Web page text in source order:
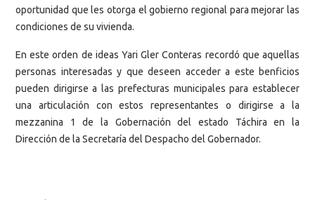
oportunidad que les otorga el gobierno regional para mejorar las
condiciones de su vivienda.
En este orden de ideas Yari Gler Conteras recordó que aquellas
personas interesadas y que deseen acceder a este benficios
pueden dirigirse a las prefecturas municipales para establecer
una articulación con estos representantes o dirigirse a la
mezzanina 1 de la Gobernación del estado Táchira en la
Dirección de la Secretaría del Despacho del Gobernador.